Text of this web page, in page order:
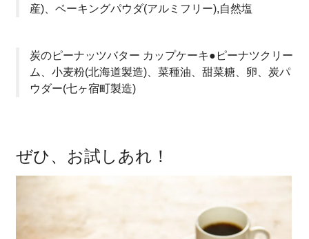
産)、ベーキングパウダ(アルミフリー),自然塩
炭のピーナッツバター カップケーキ●ピーナツクリー
ム、小麦粉(北海道製造)、菜種油、甜菜糖、卵、炭パ
ウダー(七ヶ宿町製造)
ぜひ、お試しあれ！